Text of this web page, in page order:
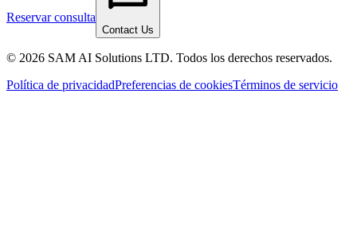
Reservar consulta
Contact Us
© 2026 SAM AI Solutions LTD. Todos los derechos reservados.
Política de privacidadPreferencias de cookiesTérminos de servicio